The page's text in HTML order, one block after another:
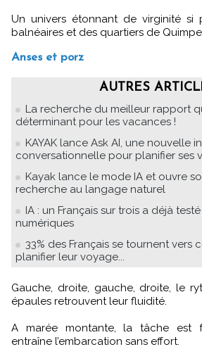
Un univers étonnant de virginité si
balnéaires et des quartiers de
Anses et porz
AUTRES
La recherche du meilleur rapport
déterminant pour les vacances !
KAYAK lance Ask AI, une nouvelle
conversationnelle pour planifier ses
Kayak lance le mode IA et ouvre
recherche au langage naturel
IA : un Français sur trois a déjà
numériques
33% des Français se tournent vers
planifier leur voyage...
Gauche, droite, gauche, droite, le rythme s’installe et les
épaules retrouvent leur fluidité.
A marée montante, la tâche est
entraîne l’embarcation sans effort.